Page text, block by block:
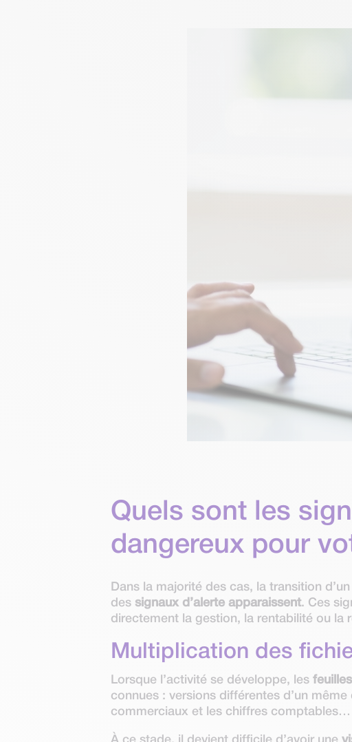
Quels sont les
dangereux pour
Dans la majorité des cas, la transition d’un
des signaux d’alerte apparaissent. Ces
directement la gestion, la rentabilité ou la
Multiplication des
Lorsque l’activité se développe, les
connues : versions différentes d’un
commerciaux et les chiffres comptables…